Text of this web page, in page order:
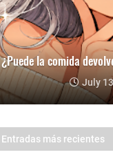
¿Puede la comida
July
Entradas más recientes